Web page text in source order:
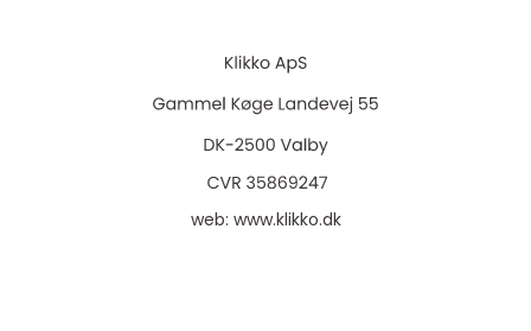
web: www.klikko.dk